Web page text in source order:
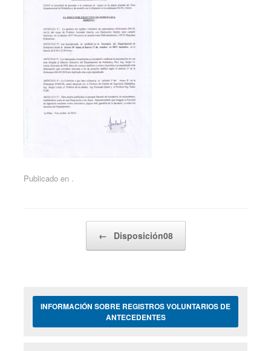
Publicado en .
← Disposición08
INFORMACIÓN SOBRE REGISTROS VOLUNTARIOS DE
ANTECEDENTES